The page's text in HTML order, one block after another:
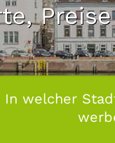
In welcher